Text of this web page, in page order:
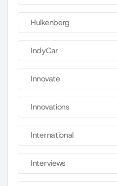
Hulkenberg
IndyCar
Innovate
Innovations
International
Interviews